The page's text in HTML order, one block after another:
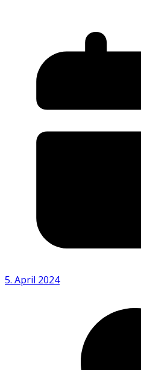
5. April 2024